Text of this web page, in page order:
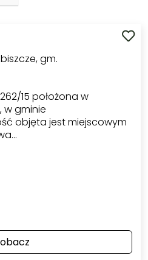
gm.
15 położona w
w gminie
objęta jest miejscowym